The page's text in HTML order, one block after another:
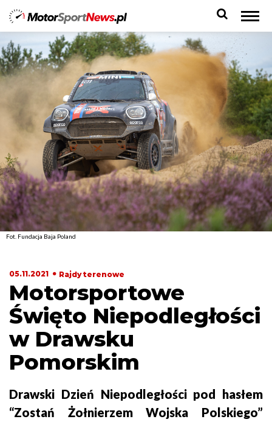
Fot. Fundacja Baja Poland
05.11.2021 Rajdy terenowe
Motorsportowe
Święto Niepodległości
w Drawsku
Pomorskim
Drawski Dzień Niepodległości pod hasłem
“Zostań Żołnierzem Wojska Polskiego”